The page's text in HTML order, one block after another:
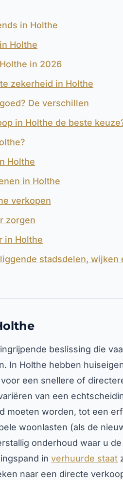
in Holthe
Holthe
in 2026
zekerheid in Holthe
De verschillen
in Holthe de beste
Holthe
in Holthe
verkopen
zorgen
in Holthe
stadsdelen, wijken
beslissing die
In Holthe hebben
een snellere of
van een
moeten worden, tot een
woonlasten (als de
onderhoud waar u
in verhuurde staat
naar een directe